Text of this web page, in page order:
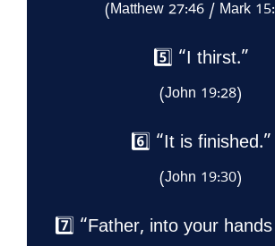
(Matthew 27:46 / Mark
5️⃣ “I thirst.”
(John 19:28)
6️⃣ “It is finished.”
(John 19:30)
7️⃣ “Father, into your